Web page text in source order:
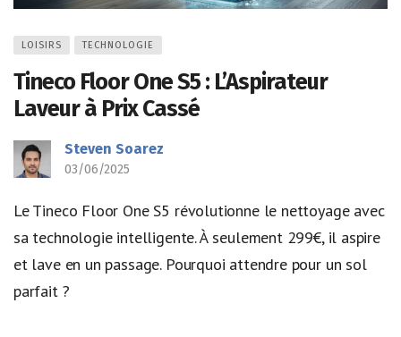
LOISIRS TECHNOLOGIE
Tineco Floor One S5 : L’Aspirateur
Laveur à Prix Cassé
Steven Soarez
03/06/2025
Le Tineco Floor One S5 révolutionne le nettoyage avec
sa technologie intelligente. À seulement 299€, il aspire
et lave en un passage. Pourquoi attendre pour un sol
parfait ?